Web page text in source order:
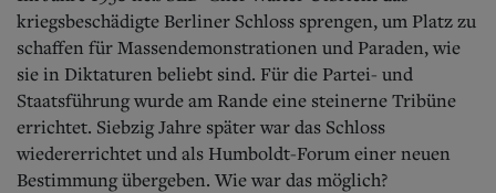
Start
Wer wir sind
Aktuelle Ausgabe
Abonnenten-Login
Abonnent werden
Danzig und Westpreußen
Bücher
kriegsbeschädigte Berliner Schloss sprengen, um Platz zu
schaffen für Massendemonstrationen und Paraden, wie
sie in Diktaturen beliebt sind. Für die Partei- und
Staatsführung wurde am Rande eine steinerne Tribüne
errichtet. Siebzig Jahre später war das Schloss
wiedererrichtet und als Humboldt-Forum einer neuen
Bestimmung übergeben. Wie war das möglich?